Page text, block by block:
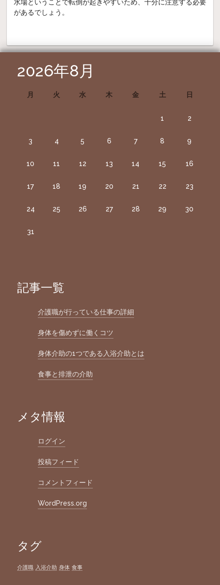
水場ということで転倒が起きやすいため、十分に注意する必要
があるでしょう。
2026年8月
月 火 水 木 金 土 日
1 2
3 4 5 6 7 8 9
10 11 12 13 14 15 16
17 18 19 20 21 22 23
24 25 26 27 28 29 30
31
記事一覧
介護職が行っている仕事の詳細
身体を傷めずに働くコツ
身体介助の1つである入浴介助とは
食事と排泄の介助
メタ情報
ログイン
投稿フィード
コメントフィード
WordPress.org
タグ
介護職 入浴介助 身体 食事